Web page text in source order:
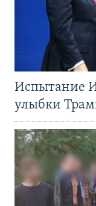
Испытание
улыбки